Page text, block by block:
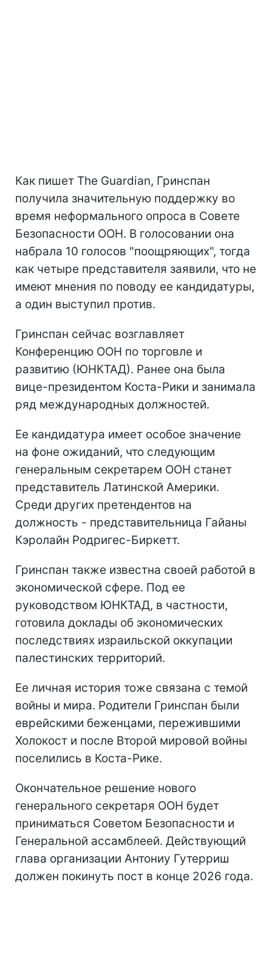
Как пишет The Guardian, Гринспан
получила значительную поддержку во
время неформального опроса в Совете
Безопасности ООН. В голосовании она
набрала 10 голосов "поощряющих", тогда
как четыре представителя заявили, что не
имеют мнения по поводу ее кандидатуры,
а один выступил против.
Гринспан сейчас возглавляет
Конференцию ООН по торговле и
развитию (ЮНКТАД). Ранее она была
вице-президентом Коста-Рики и занимала
ряд международных должностей.
Ее кандидатура имеет особое значение
на фоне ожиданий, что следующим
генеральным секретарем ООН станет
представитель Латинской Америки.
Среди других претендентов на
должность - представительница Гайаны
Кэролайн Родригес-Биркетт.
Гринспан также известна своей работой в
экономической сфере. Под ее
руководством ЮНКТАД, в частности,
готовила доклады об экономических
последствиях израильской оккупации
палестинских территорий.
Ее личная история тоже связана с темой
войны и мира. Родители Гринспан были
еврейскими беженцами, пережившими
Холокост и после Второй мировой войны
поселились в Коста-Рике.
Окончательное решение нового
генерального секретаря ООН будет
приниматься Советом Безопасности и
Генеральной ассамблеей. Действующий
глава организации Антониу Гутерриш
должен покинуть пост в конце 2026 года.